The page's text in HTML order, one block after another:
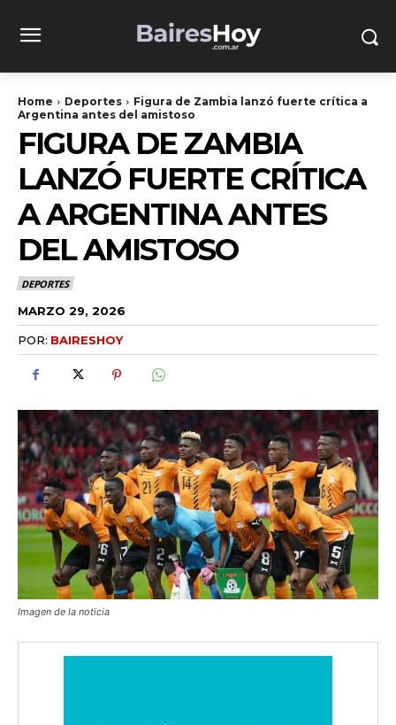
Home Deportes
Figura de Zambia lanzó fuerte crítica a
Argentina antes del amistoso
FIGURA DE ZAMBIA
LANZÓ FUERTE CRÍTICA
A ARGENTINA ANTES
DEL AMISTOSO
DEPORTES
MARZO 29, 2026
POR: BAIRESHOY
Imagen de la noticia